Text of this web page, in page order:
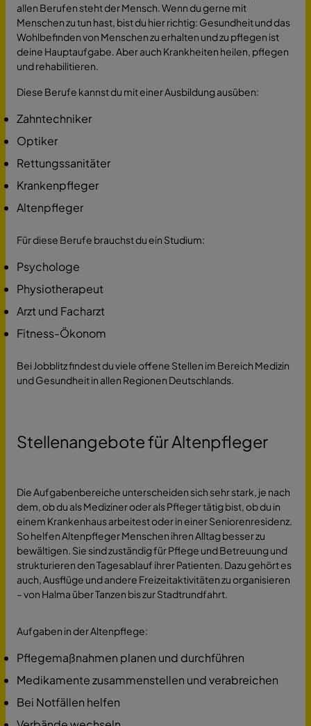
allen Berufen steht der Mensch. Wenn du gerne mit
Menschen zu tun hast, bist du hier richtig: Gesundheit und das
Wohlbefinden von Menschen zu erhalten und zu pflegen ist
deine Hauptaufgabe. Aber auch Krankheiten heilen, pflegen
und rehabilitieren.
Diese Berufe kannst du mit einer Ausbildung ausüben:
Zahntechniker
Optiker
Rettungssanitäter
Krankenpfleger
Altenpfleger
Für diese Berufe brauchst du ein Studium:
Psychologe
Physiotherapeut
Arzt und Facharzt
Fitness-Ökonom
Bei Jobblitz findest du viele offene Stellen im Bereich Medizin
und Gesundheit in allen Regionen Deutschlands.
Stellenangebote für Altenpfleger
Die Aufgabenbereiche unterscheiden sich sehr stark, je nach
dem, ob du als Mediziner oder als Pfleger tätig bist, ob du in
einem Krankenhaus arbeitest oder in einer Seniorenresidenz.
So helfen Altenpfleger Menschen ihren Alltag besser zu
bewältigen. Sie sind zuständig für Pflege und Betreuung und
strukturieren den Tagesablauf ihrer Patienten. Dazu gehört es
auch, Ausflüge und andere Freizeitaktivitäten zu organisieren
– von Halma über Tanzen bis zur Stadtrundfahrt.
Aufgaben in der Altenpflege:
Pflegemaßnahmen planen und durchführen
Medikamente zusammenstellen und verabreichen
Bei Notfällen helfen